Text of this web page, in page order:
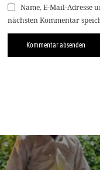
Name, E-Mail-Adresse
nächsten Kommentar